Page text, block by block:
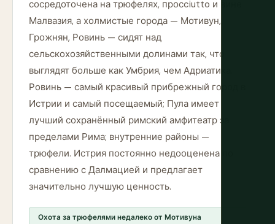
сосредоточена на трюфелях, просciutto и вине
Малвазия, а холмистые города — Мотивун,
Грожнян, Ровинь — сидят над
сельскохозяйственными долинами так, что
выглядят больше как Умбрия, чем Адриатика.
Ровинь — самый красивый прибрежный город в
Истрии и самый посещаемый; Пула имеет
лучший сохранённый римский амфитеатр за
пределами Рима; внутренние районы —
трюфели. Истрия постоянно недооценена по
сравнению с Далмацией и предлагает
значительно лучшую ценность.
Охота за трюфелями недалеко от Мотивуна